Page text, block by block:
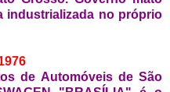
industrializada no próprio
de Automóveis de São